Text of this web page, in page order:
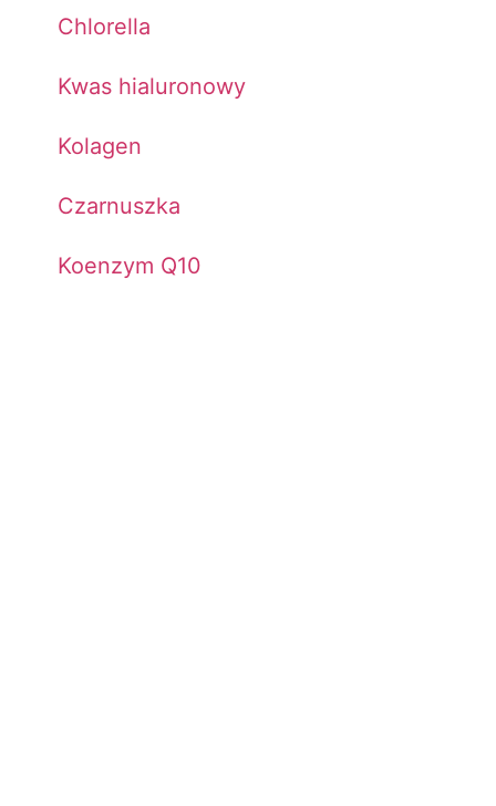
Chlorella
Kwas hialuronowy
Kolagen
Czarnuszka
Koenzym Q10